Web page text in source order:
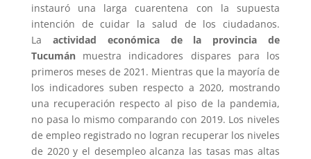
instauró una larga cuarentena con la supuesta
intención de cuidar la salud de los ciudadanos.
La actividad económica de la provincia de
Tucumánmuestra indicadores dispares para los
primeros meses de 2021. Mientras que la mayoría de
los indicadores suben respecto a 2020, mostrando
una recuperación respecto al piso de la pandemia,
no pasa lo mismo comparando con 2019. Los niveles
de empleo registrado no logran recuperar los niveles
de 2020 y el desempleo alcanza las tasas mas altas